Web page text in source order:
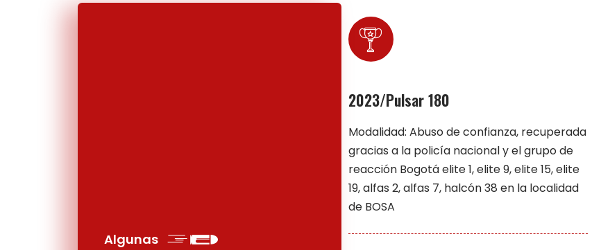
Algunas
2023/Pulsar 180
Modalidad: Abuso de confianza, recuperada
gracias a la policía nacional y el grupo de
reacción Bogotá elite 1, elite 9, elite 15, elite
19, alfas 2, alfas 7, halcón 38 en la localidad
de BOSA